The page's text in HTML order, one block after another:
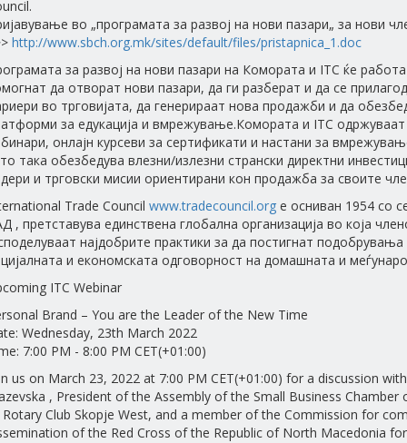
во „програмата за развој на нови пазари„ за нови
http://www.sbch.org.mk/sites/default/files/pristapnica_1.doc
за развој на нови пазари на Комората и ITC ќе
да отворат нови пазари, да ги разберат и да се
во трговијата, да генерираат нова продажби и да
за едукација и вмрежување.Комората и ITC одржуваат
онлајн курсеви за сертификати и настани за
така обезбедува влезни/излезни странски директни
и трговски мисии ориентирани кон продажба за своите
Trade Council www.tradecouncil.org е осниван 1954 со
, претставува единствена глобална организација во која
најдобрите практики за да постигнат подобрувања
и економската одговорност на домашната и
ITC Webinar
Brand – You are the Leader of the New Time
Wednesday, 23th March 2022
7:00 PM - 8:00 PM CET(+01:00)
us on March 23, 2022 at 7:00 PM CET(+01:00) for a discussion
, President of the Assembly of the Small Business
Club Skopje West, and a member of the Commission for
of the Red Cross of the Republic of North Macedonia